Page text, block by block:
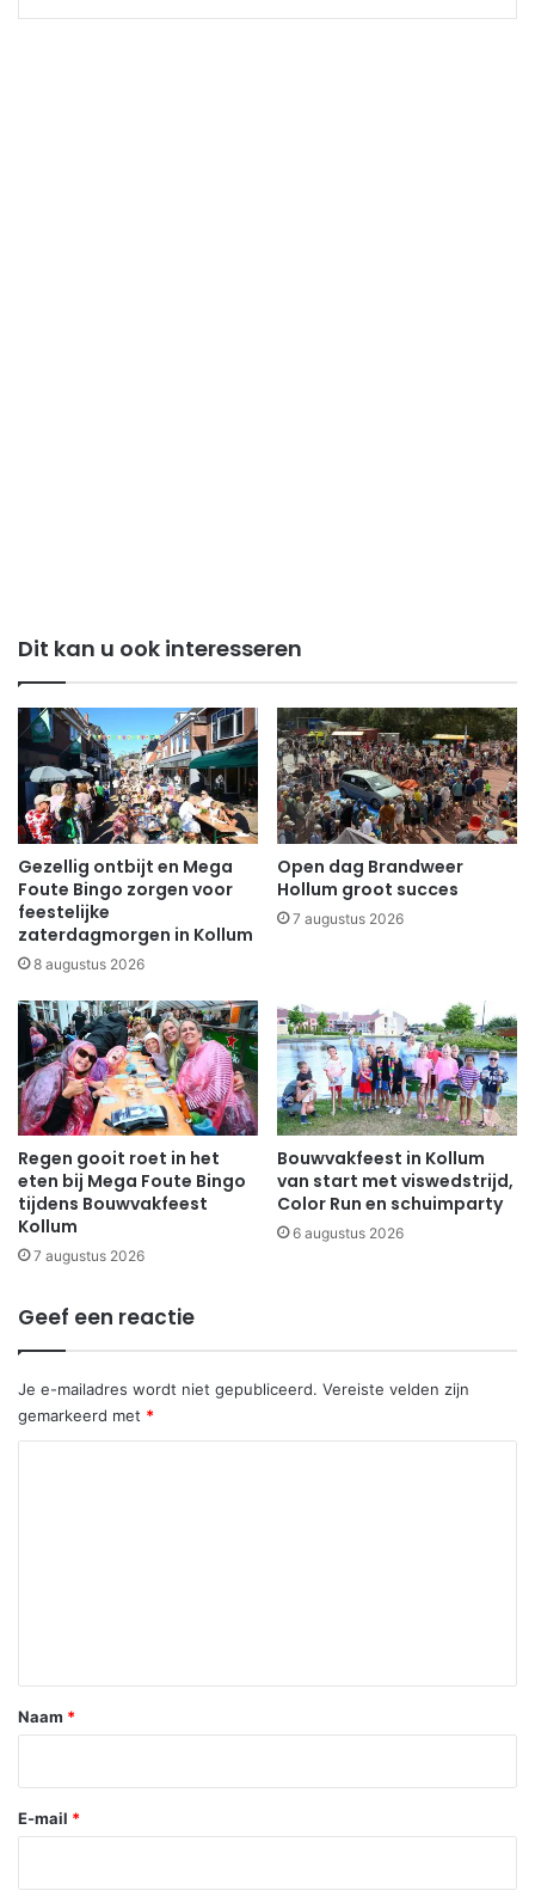
Dit kan u ook interesseren
Gezellig ontbijt en Mega
Foute Bingo zorgen voor
feestelijke
zaterdagmorgen in Kollum
8 augustus 2026
Open dag Brandweer
Hollum groot succes
7 augustus 2026
Regen gooit roet in het
eten bij Mega Foute Bingo
tijdens Bouwvakfeest
Kollum
7 augustus 2026
Bouwvakfeest in Kollum
van start met viswedstrijd,
Color Run en schuimparty
6 augustus 2026
Geef een reactie
Je e-mailadres wordt niet gepubliceerd. Vereiste velden zijn
gemarkeerd met *
*
Naam *
E-mail *